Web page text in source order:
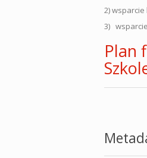
2)
3)
Plan